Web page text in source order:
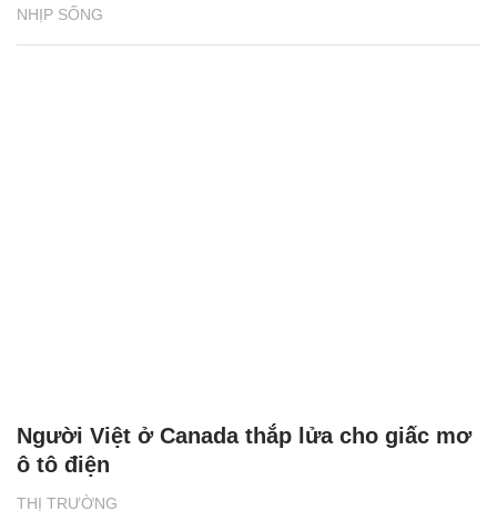
NHỊP SỐNG
THỊ TRƯỜNG
Người Việt ở Canada thắp lửa cho giấc mơ
ô tô điện